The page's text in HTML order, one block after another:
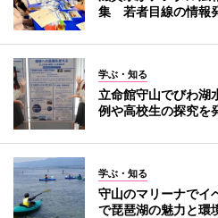
集 若者目線の情報
学ぶ・知る
立命館守山でびわ
例や高校生の探究を
学ぶ・知る
守山のマリーナで
で琵琶湖の魅力と環